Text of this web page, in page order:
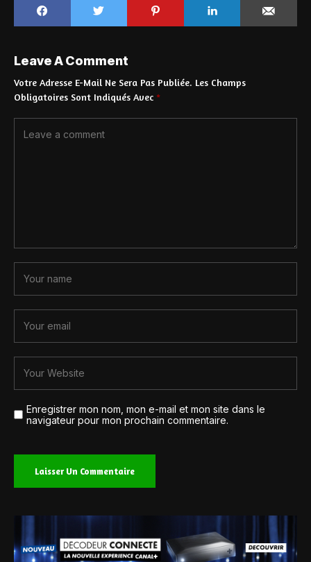
Leave A Comment
Votre Adresse E-Mail Ne Sera Pas Publiée. Les Champs
Obligatoires Sont Indiqués Avec *
Enregistrer mon nom, mon e-mail et mon site dans le
navigateur pour mon prochain commentaire.